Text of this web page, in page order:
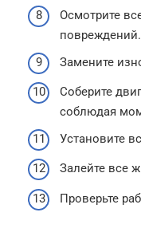
Осмотрите
повреждений.
Замените
Соберите
соблюдая
Установите
Залейте все
Проверьте